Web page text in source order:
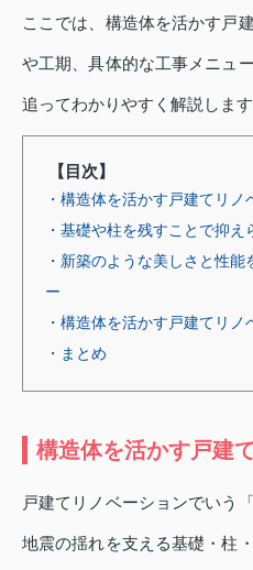
ここでは、構造体を活かす戸
や工期、具体的な工事メニュ
追ってわかりやすく解説します
【目次】
・構造体を活かす戸建てリノ
・基礎や柱を残すことで抑
・新築のような美しさと性
ー
・構造体を活かす戸建てリ
・まとめ
構造体を活かす戸建
戸建てリノベーションでいう
地震の揺れを支える基礎・柱